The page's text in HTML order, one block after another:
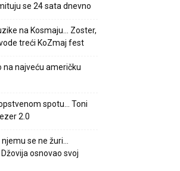
se 24 sata dnevno
na Kosmaju… Zoster,
treći KoZmaj fest
na najveću američku
spotu… Toni
2.0
se ne žuri…
osnovao svoj